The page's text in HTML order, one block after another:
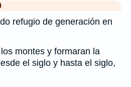
refugio de generación en
montes y formaran la
el siglo y hasta el siglo,